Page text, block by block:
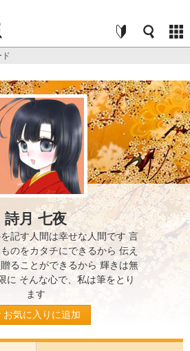
ド
詩月 七夜
記す人間は幸せな人間です 言
のをカタチにできるから 伝え
ることができるから 輝きは無
に そんな心で、私は筆をとり
ます
お気に入りに追加